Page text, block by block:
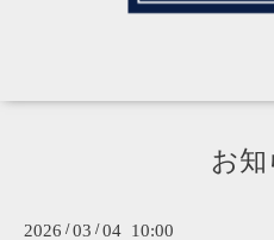
お知
2026 /03 /04 10:00